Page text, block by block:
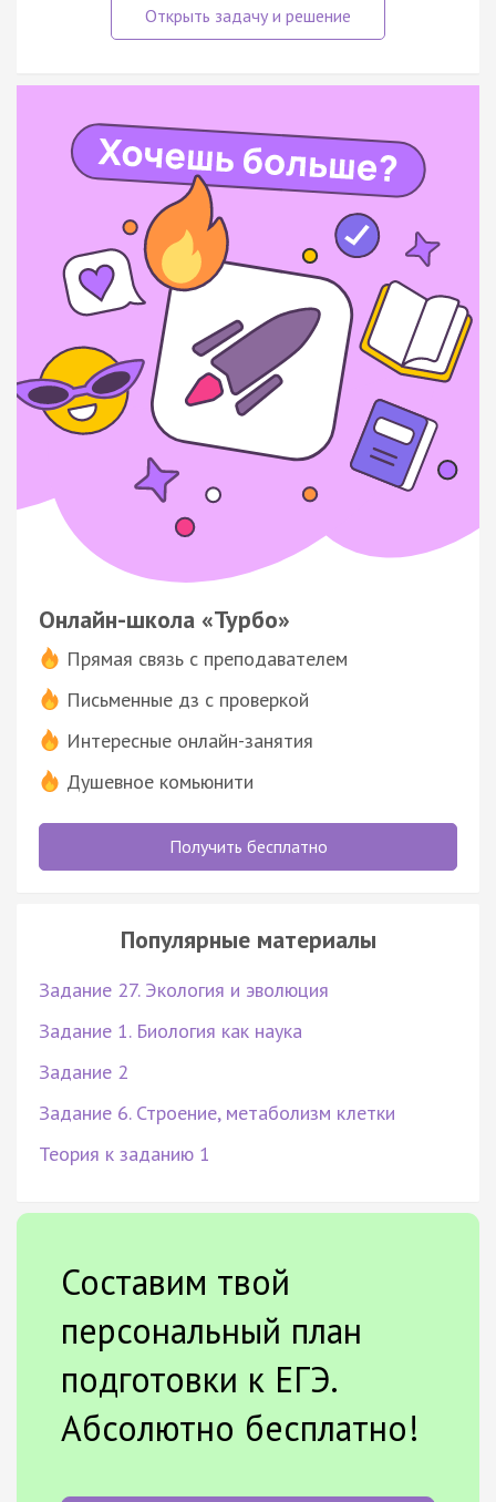
Онлайн-школа «Турбо»
Прямая связь с преподавателем
Письменные дз с проверкой
Интересные онлайн-занятия
Душевное комьюнити
Получить бесплатно
Популярные материалы
Задание 27. Экология и эволюция
Задание 1. Биология как наука
Задание 2
Задание 6. Строение, метаболизм клетки
Теория к заданию 1
Составим твой
персональный план
подготовки к ЕГЭ.
Абсолютно бесплатно!